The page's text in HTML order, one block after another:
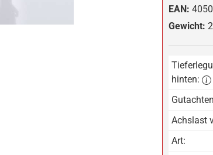
EAN:
Gewicht:
hinten:
Achslast
Art: